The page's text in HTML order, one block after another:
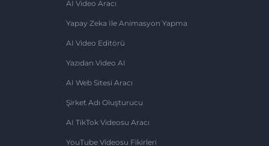
AI Video Aracı
Yapay Zeka Ile Animasyon Yapma
AI Video Editörü
Yazıdan Video AI
AI Web Sitesi Aracı
Şirket Adı Oluşturucu
AI TikTok Videosu Aracı
YouTube Videosu Fikirleri